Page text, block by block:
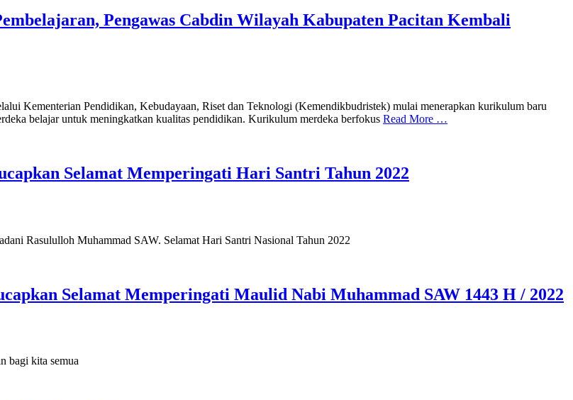
Pengawas Cabdin Wilayah Kabupaten Pacitan Kembali
Kementerian Pendidikan, Kebudayaan, Riset dan Teknologi (Kemendikbudristek) mulai menerapkan kurikulum baru
belajar untuk meningkatkan kualitas pendidikan. Kurikulum merdeka berfokus Read More …
Selamat Memperingati Hari Santri Tahun 2022
Rasululloh Muhammad SAW. Selamat Hari Santri Nasional Tahun 2022
Selamat Memperingati Maulid Nabi Muhammad SAW 1443 H / 2022
bagi kita semua